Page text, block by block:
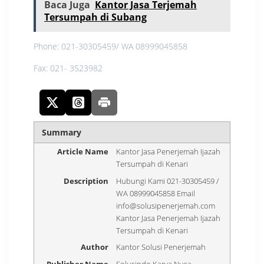
Baca Juga Kantor Jasa Terjemah
Tersumpah di Subang
Phone: 021-30305459/ WA 08999045858
Fax: 021- 3523982
Summary
Article Name
Kantor Jasa Penerjemah Ijazah
Tersumpah di Kenari
Description
Hubungi Kami 021-30305459 /
WA 08999045858 Email
info@solusipenerjemah.com
Kantor Jasa Penerjemah Ijazah
Tersumpah di Kenari
Author
Kantor Solusi Penerjemah